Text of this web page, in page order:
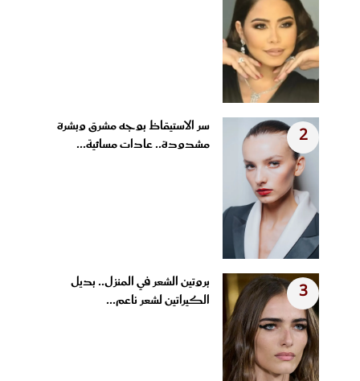
2
سر الاستيقاظ بوجه مشرق وبشرة
مشدودة.. عادات مسائية...
3
بروتين الشعر في المنزل.. بديل
الكيراتين لشعر ناعم...